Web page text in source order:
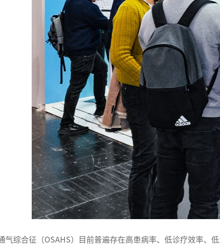
气综合征（OSAHS）目前普遍存在高患病率、低诊疗效率